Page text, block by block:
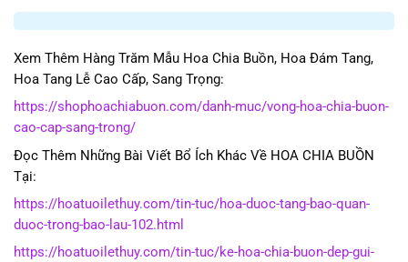
Xem Thêm Hàng Trăm Mẫu Hoa Chia Buồn, Hoa Đám Tang,
Hoa Tang Lễ Cao Cấp, Sang Trọng:
https://shophoachiabuon.com/danh-muc/vong-hoa-chia-buon-
cao-cap-sang-trong/
Đọc Thêm Những Bài Viết Bổ Ích Khác Về HOA CHIA BUỒN
Tại:
https://hoatuoilethuy.com/tin-tuc/hoa-duoc-tang-bao-quan-
duoc-trong-bao-lau-102.html
https://hoatuoilethuy.com/tin-tuc/ke-hoa-chia-buon-dep-gui-